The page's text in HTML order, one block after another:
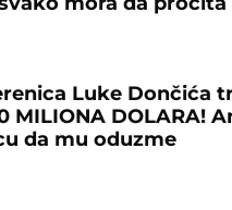
Luke Dončića
MILIONA DOLARA!
da mu oduzme